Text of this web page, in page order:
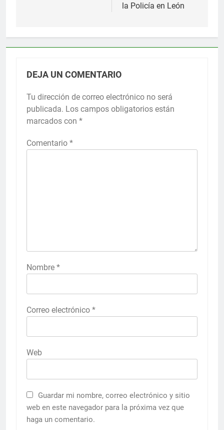
la Policía en León
DEJA UN COMENTARIO
Tu dirección de correo electrónico no será
publicada. Los campos obligatorios están
marcados con *
Comentario *
Nombre *
Correo electrónico *
Web
Guardar mi nombre, correo electrónico y sitio
web en este navegador para la próxima vez que
haga un comentario.